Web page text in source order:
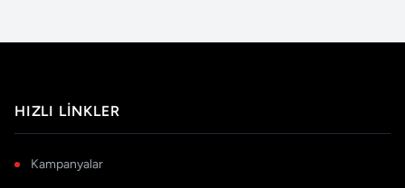
HIZLI LINKLER
Kampanyalar